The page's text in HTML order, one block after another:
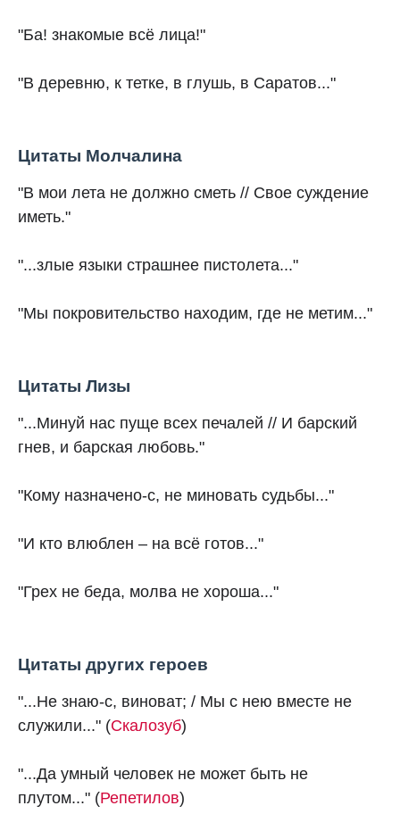
"Ба! знакомые всё лица!"
"В деревню, к тетке, в глушь, в Саратов..."
Цитаты Молчалина
"В мои лета не должно сметь // Свое суждение
иметь."
"...злые языки страшнее пистолета..."
"Мы покровительство находим, где не метим..."
Цитаты Лизы
"...Минуй нас пуще всех печалей // И барский
гнев, и барская любовь."
"Кому назначено-с, не миновать судьбы..."
"И кто влюблен – на всё готов..."
"Грех не беда, молва не хороша..."
Цитаты других героев
"...Не знаю-с, виноват; / Мы с нею вместе не
служили..." (Скалозуб)
"...Да умный человек не может быть не
плутом..." (Репетилов)